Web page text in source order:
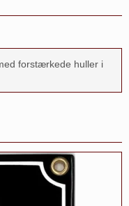
forstærkede huller i